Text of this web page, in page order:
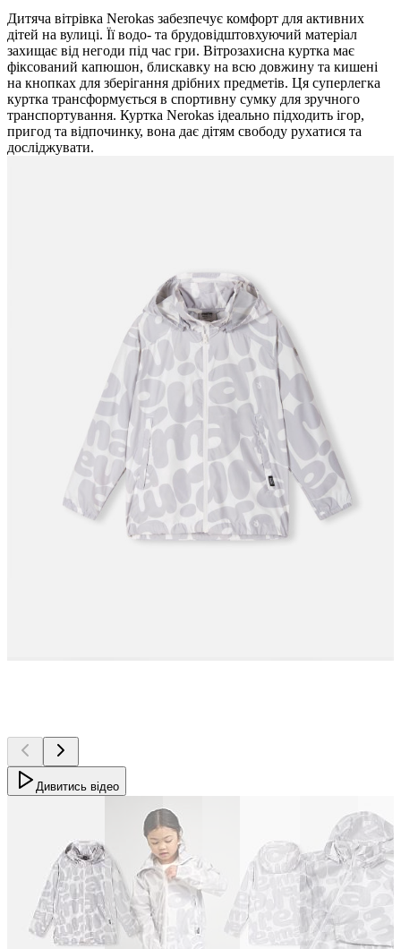
Дитяча вітрівка Nerokas забезпечує комфорт для активних
дітей на вулиці. Її водо- та брудовідштовхуючий матеріал
захищає від негоди під час гри. Вітрозахисна куртка має
фіксований капюшон, блискавку на всю довжину та кишені
на кнопках для зберігання дрібних предметів. Ця суперлегка
куртка трансформується в спортивну сумку для зручного
транспортування. Куртка Nerokas ідеально підходить ігор,
пригод та відпочинку, вона дає дітям свободу рухатися та
досліджувати.
Дивитись відео